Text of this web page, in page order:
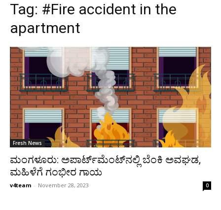
Tag: #Fire accident in the
apartment
Fresh News
ಮಂಗಳೂರು: ಅಪಾರ್ಟ್‌ಮೆಂಟ್‌ನಲ್ಲಿ ಬೆಂಕಿ ಅವಘಡ,
ಮಹಿಳೆಗೆ ಗಂಭೀರ ಗಾಯ
v4team - November 28, 2023 0